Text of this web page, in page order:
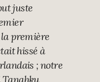
juste
la première
hissé à
; notre